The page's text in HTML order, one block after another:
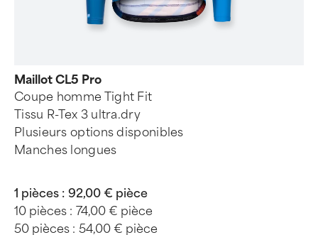
Maillot CL5 Pro
Coupe homme Tight Fit
Tissu R-Tex 3 ultra.dry
Plusieurs options disponibles
Manches longues
1 pièces : 92,00 € pièce
10 pièces : 74,00 € pièce
50 pièces : 54,00 € pièce